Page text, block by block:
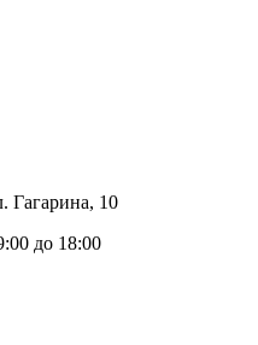
Гагарина, 10
до 18:00